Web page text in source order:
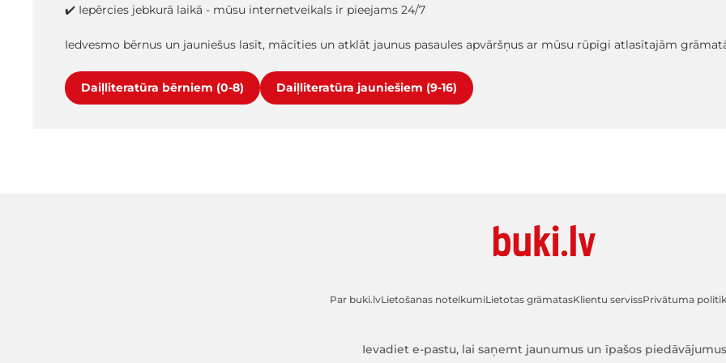
✔️ Iepērcies jebkurā laikā - mūsu internetveikals ir pieejams 24/7
Iedvesmo bērnus un jauniešus lasīt, mācīties un atklāt jaunus pasaules apvāršņus ar mūsu rūpīgi atlasītajām
Daiļliteratūra bērniem (0-8) Daiļliteratūra jauniešiem (9-16)
Par buki.lvLietošanas noteikumiLietotas grāmatasKlientu servissPrivātuma
Ievadiet e-pastu, lai saņemt jaunumus un īpašos piedāvājumus